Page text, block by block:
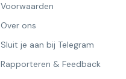
Voorwaarden
Over ons
Sluit je aan bij Telegram
Rapporteren & Feedback